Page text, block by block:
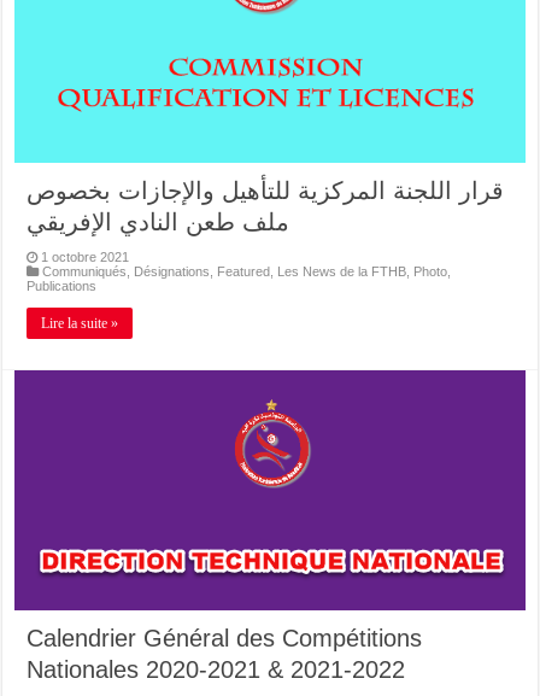
قرار اللجنة المركزية للتأهيل والإجازات بخصوص
ملف طعن النادي الإفريقي
1 octobre 2021
Communiqués
Désignations Featured Les News de la FTHB Photo
Publications
Lire la suite »
Calendrier Général des Compétitions
Nationales 2020-2021 & 2021-2022